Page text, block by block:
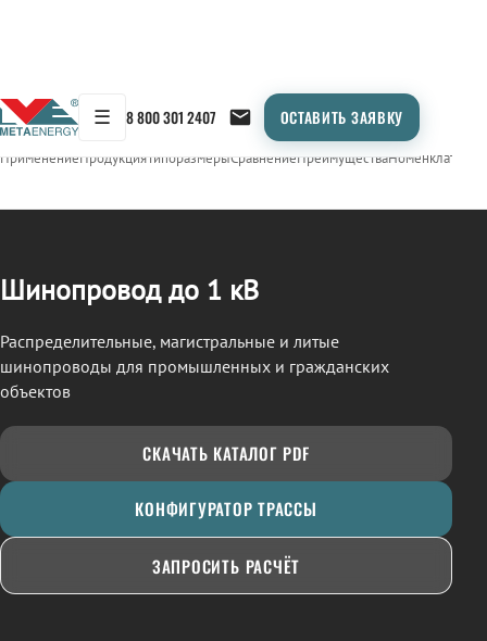
☰ 8 800 301 2407 ОСТАВИТЬ ЗАЯВКУ
← Продукция/ШИНОПРОВОД
ПрименениеПродукцияТипоразмерыСравнениеПреимуществаНоменклатура
Шинопровод до 1 кВ
Распределительные, магистральные и литые
шинопроводы для промышленных и гражданских
объектов
СКАЧАТЬ КАТАЛОГ PDF
КОНФИГУРАТОР ТРАССЫ
ЗАПРОСИТЬ РАСЧЁТ